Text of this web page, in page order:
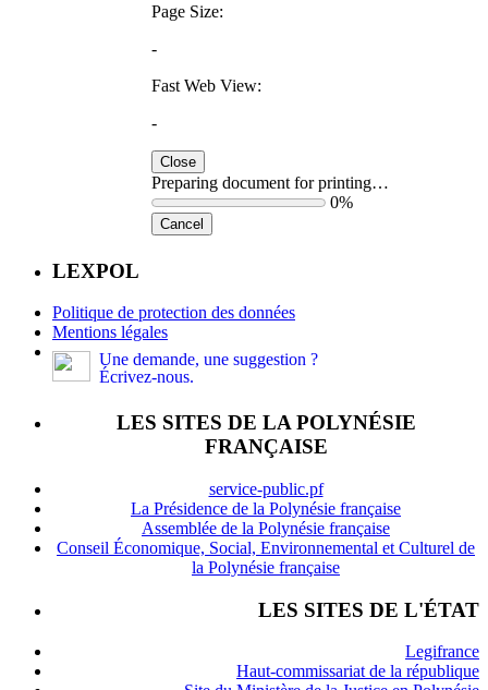
Page Size:
-
Fast Web View:
-
Close
Preparing document for printing…
0%
Cancel
LEXPOL
Politique de protection des données
Mentions légales
Une demande, une suggestion ?
Écrivez-nous.
LES SITES DE LA POLYNÉSIE
FRANÇAISE
service-public.pf
La Présidence de la Polynésie française
Assemblée de la Polynésie française
Conseil Économique, Social, Environnemental et Culturel de
la Polynésie française
LES SITES DE L'ÉTAT
Legifrance
Haut-commissariat de la république